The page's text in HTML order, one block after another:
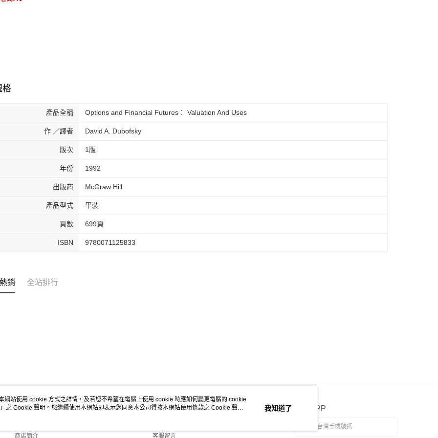
格
產品全稱 Options and Financial Futures： Valuation And Uses
作 ／譯者 David A. Dubofsky
版次 1版
年份 1992
出版商 McGraw Hill
產品型式 平裝
頁數 699頁
ISBN 9780071125833
銷 全站排行
關於我們
商店簡介
客服資訊
客服留言
官方APP
網站使用 cookie 方式之詳情，及若您不希望在電腦上使用 cookie 時應如何變更電腦的 cookie
」之 Cookie 聲明。您繼續使用本網站即表示您同意本公司得按本網站使用條款之 Cookie 聲明
我知道了